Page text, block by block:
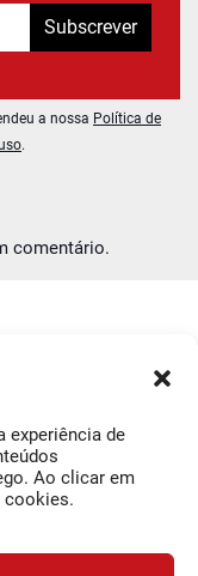
experiência de
Ao clicar em
cookies.
comentário.
Subscrever
a nossa Política de
.
da Bairrada